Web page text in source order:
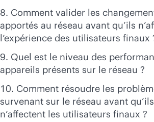
Comment valider les
apportés au réseau avant qu’ils
l’expérience des utilisateurs finaux
Quel est le niveau des
appareils présents sur le réseau ?
Comment résoudre les
survenant sur le réseau avant qu’ils
n’affectent les utilisateurs finaux ?